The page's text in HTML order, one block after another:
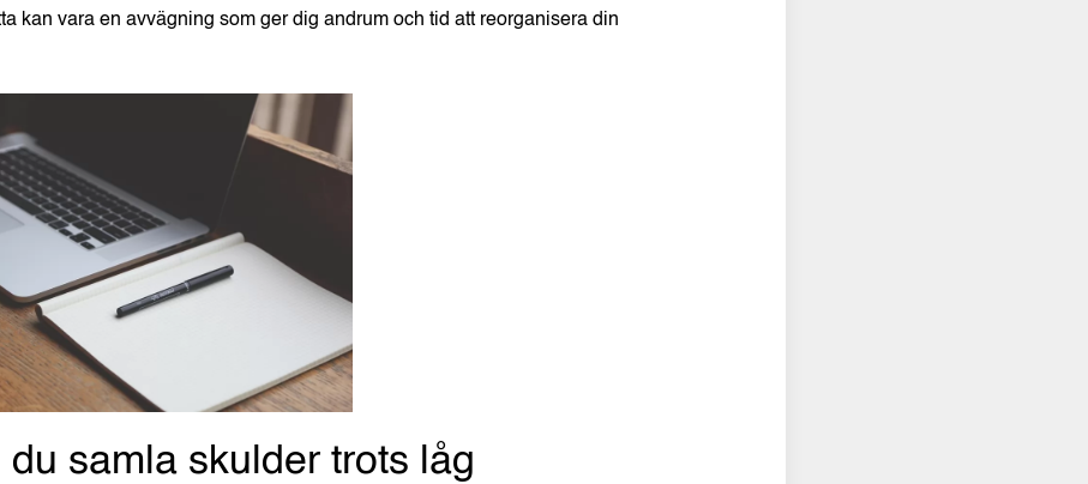
kan vara en avvägning som ger dig andrum och tid att reorganisera din
du samla skulder trots låg